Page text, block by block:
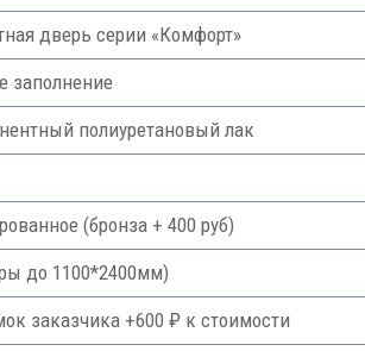
дверь серии «Комфорт»
заполнение
полиуретановый лак
(бронза + 400 руб)
до 1100*2400мм)
заказчика +600 ₽ к стоимости